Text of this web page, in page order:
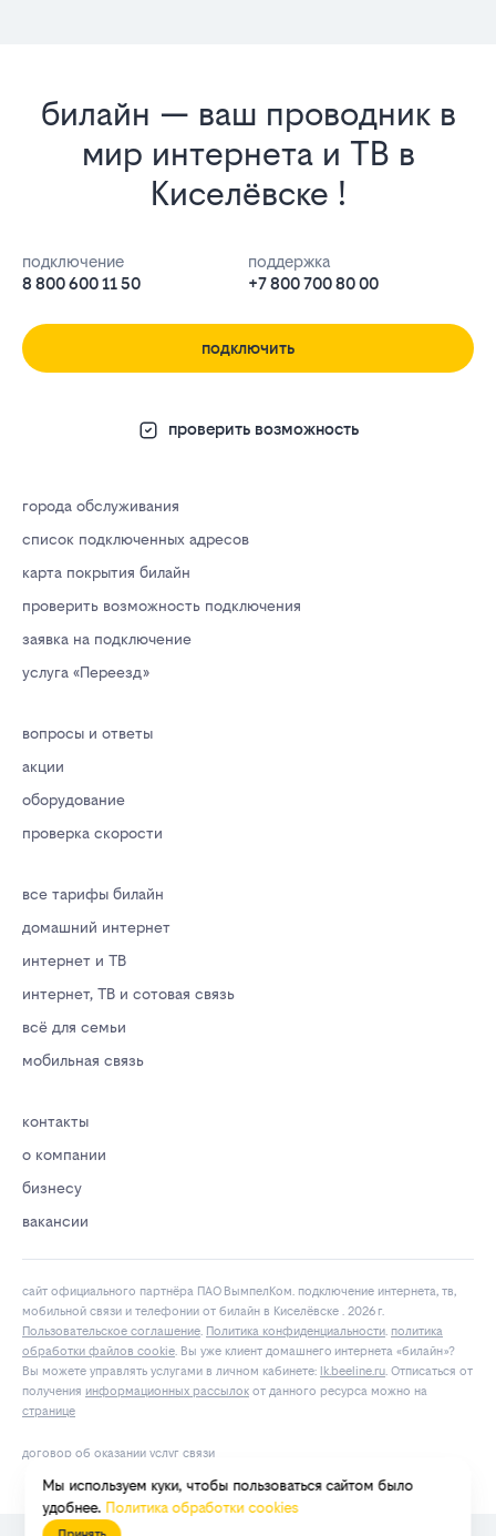
билайн — ваш проводник в
мир интернета и ТВ в
Киселёвске !
подключение
8 800 600 11 50
поддержка
+7 800 700 80 00
подключить
проверить возможность
города обслуживания
список подключенных адресов
карта покрытия билайн
проверить возможность подключения
заявка на подключение
услуга «Переезд»
вопросы и ответы
акции
оборудование
проверка скорости
все тарифы билайн
домашний интернет
интернет и ТВ
интернет, ТВ и сотовая связь
всё для семьи
мобильная связь
контакты
о компании
бизнесу
вакансии
сайт официального партнёра ПАО ВымпелКом. подключение интернета, тв,
мобильной связи и телефонии от билайн в Киселёвске . 2026 г.
Пользовательское соглашение. Политика конфиденциальности. политика
обработки файлов cookie. Вы уже клиент домашнего интернета «билайн»?
Вы можете управлять услугами в личнoм кaбинeтe:
lk.bееlinе.ru. Отписаться от
получения информационных рассылок от данного ресурса можно на
странице
договор об оказании услуг связи
Мы используем куки, чтобы пользоваться сайтом было
удобнее. Политика обработки cookies